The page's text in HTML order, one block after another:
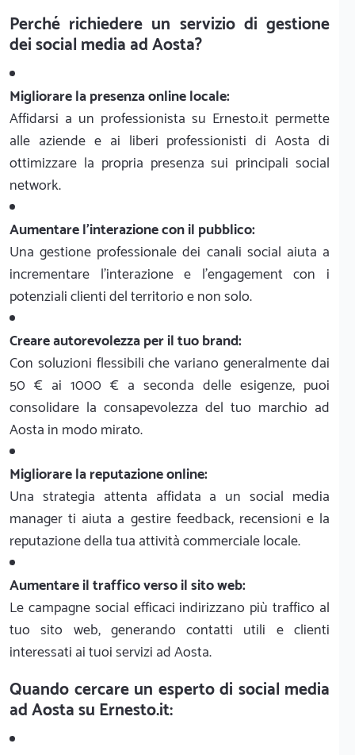
Perché richiedere un servizio di gestione
dei social media ad Aosta?
Migliorare la presenza online locale:
Affidarsi a un professionista su Ernesto.it permette
alle aziende e ai liberi professionisti di Aosta di
ottimizzare la propria presenza sui principali social
network.
Aumentare l'interazione con il pubblico:
Una gestione professionale dei canali social aiuta a
incrementare l'interazione e l'engagement con i
potenziali clienti del territorio e non solo.
Creare autorevolezza per il tuo brand:
Con soluzioni flessibili che variano generalmente dai
50 € ai 1000 € a seconda delle esigenze, puoi
consolidare la consapevolezza del tuo marchio ad
Aosta in modo mirato.
Migliorare la reputazione online:
Una strategia attenta affidata a un social media
manager ti aiuta a gestire feedback, recensioni e la
reputazione della tua attività commerciale locale.
Aumentare il traffico verso il sito web:
Le campagne social efficaci indirizzano più traffico al
tuo sito web, generando contatti utili e clienti
interessati ai tuoi servizi ad Aosta.
Quando cercare un esperto di social media
ad Aosta su Ernesto.it: